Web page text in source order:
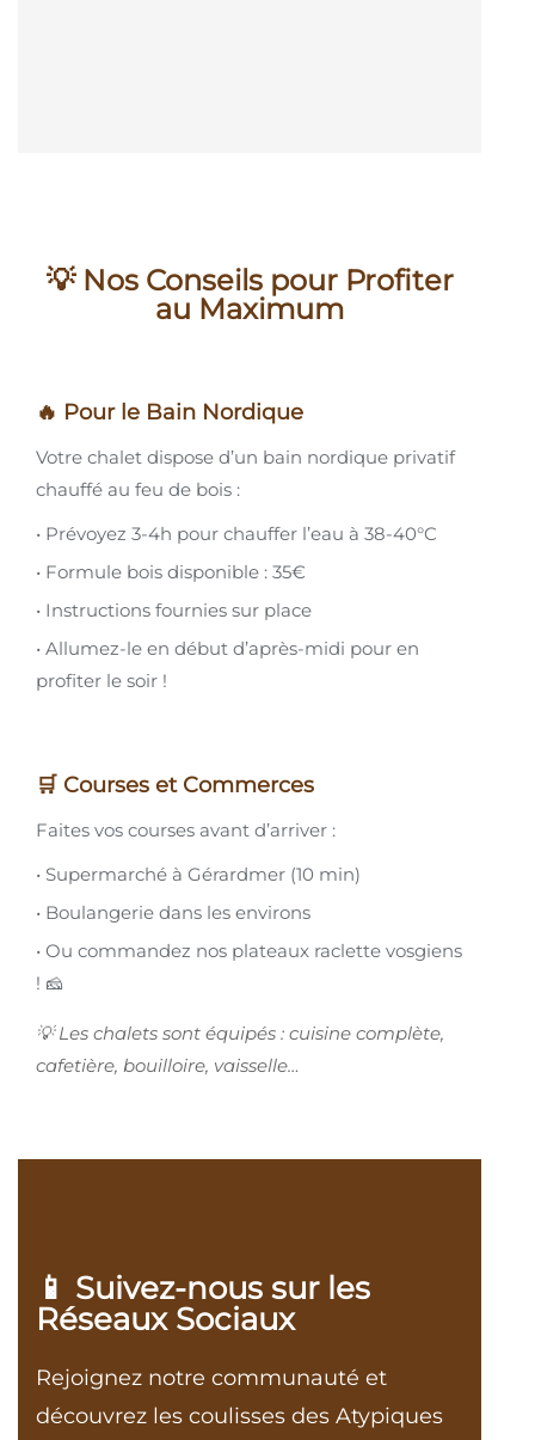
💡 Nos Conseils pour Profiter
au Maximum
🔥 Pour le Bain Nordique
Votre chalet dispose d’un bain nordique privatif
chauffé au feu de bois :
• Prévoyez 3-4h pour chauffer l’eau à 38-40°C
• Formule bois disponible : 35€
• Instructions fournies sur place
• Allumez-le en début d’après-midi pour en
profiter le soir !
🛒 Courses et Commerces
Faites vos courses avant d’arriver :
• Supermarché à Gérardmer (10 min)
• Boulangerie dans les environs
• Ou commandez nos plateaux raclette vosgiens
! 🧀
💡 Les chalets sont équipés : cuisine complète,
cafetière, bouilloire, vaisselle…
📱 Suivez-nous sur les
Réseaux Sociaux
Rejoignez notre communauté et
découvrez les coulisses des Atypiques